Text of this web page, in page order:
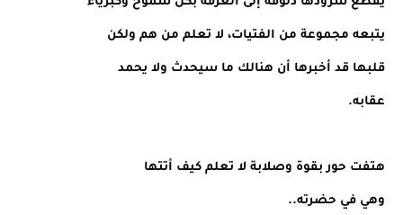
يتبعه مجموعة من الفتيات، لا تعلم من هم ولكن
قلبها قد أخبرها أن هنالك ما سيحدث ولا يحمد
عقابه.
هتفت حور بقوة وصلابة لا تعلم كيف أتتها
وهي في حضرته..